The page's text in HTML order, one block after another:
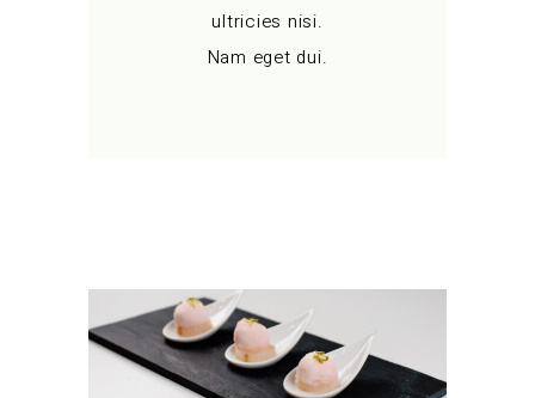
ultricies nisi.
Nam eget dui.